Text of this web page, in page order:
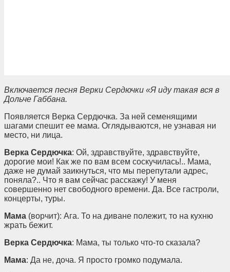
Включается песня Верки Сердючки «Я иду такая вся в
Дольче Габбана.
Появляется Верка Сердючка. За ней семенящими
шагами спешит ее мама. Оглядываются, не узнавая ни
место, ни лица.
Верка Сердючка: Ой, здравствуйте, здравствуйте,
дорогие мои! Как же по вам всем соскучилась!.. Мама,
даже не думай заикнуться, что мы перепутали адрес,
поняла?.. Что я вам сейчас расскажу! У меня
совершенно нет свободного времени. Да. Все гастроли,
концерты, туры.
Мама (ворчит): Ага. То на диване полежит, то на кухню
жрать бежит.
Верка Сердючка: Мама, ты только что-то сказала?
Мама: Да не, доча. Я просто громко подумала.